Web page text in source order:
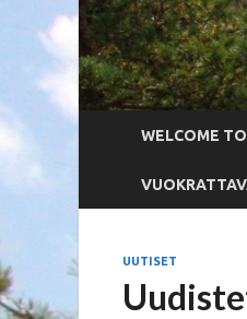
WELCOME
UUTISET